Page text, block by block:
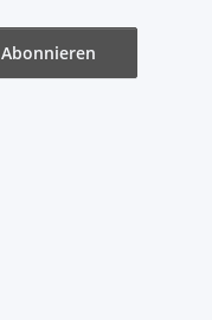
Abonnieren